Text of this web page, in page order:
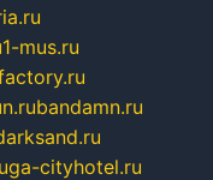
1-mus.ru
bandamn.ru
cityhotel.ru